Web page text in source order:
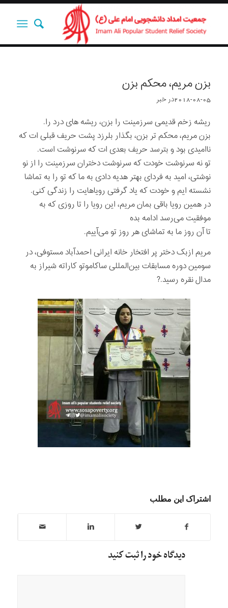
بزن مريم، محکم بزن
2018-08-05درخبر
ریشه زخم قدیمی سرزمینت را بزن، ریشه های درد را.
بزن مريم، محکم تر بزن، بگذار بلرزد پشت حریف قبلی ات که
ناامیدی بود و بترسد حریف بعدی ات که سرنوشت است.
تو نه سرنوشت خودت که سرنوشت دختران سرزمینت را از نو
نوشتی، امید به فردای بهتر هدیه دادی به ما که تو را به تماشا
نشسته ایم و خودت که یاد گرفتی رویاهایت را زندگی کنی.
در همین رویا باقی بمان مريم، این رویا را تا روزی که به
موفقیت می‌رسد ادامه بده
تا آن روز ما به تماشای هر روز تو می‌آییم.
مریم ازبک دختر پر افتخار خانه ایرانی احمدآباد مستوفی، در
سومین دوره مسابقات بین‌المللی ساکاموتو کاراته شیراز به
مدال نقره رسید.?
اشتراک این مطلب
دیدگاه خود را ثبت کنید